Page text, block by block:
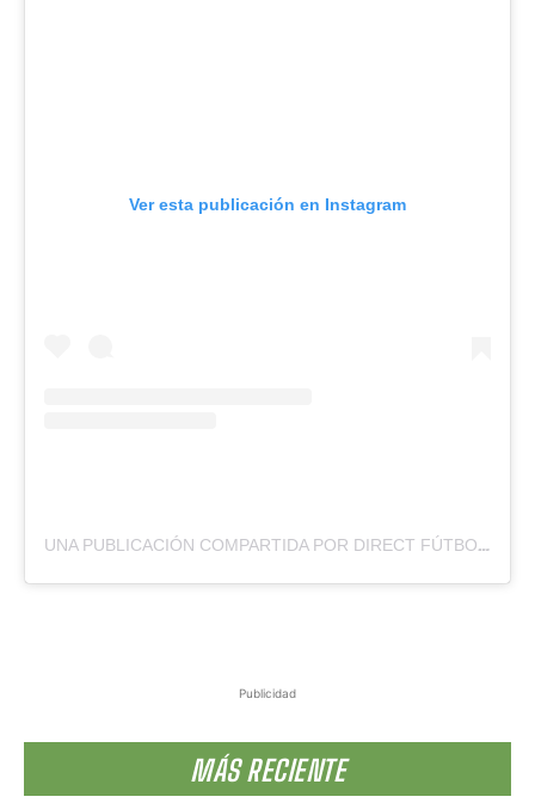
Publicidad
MÁS RECIENTE
Ver esta publicación en Instagram
UNA PUBLICACIÓN COMPARTIDA POR DIRECT FÚTBOL (@DIRECTFUTBOLEC)